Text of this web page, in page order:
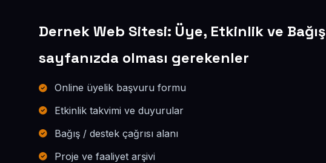
Dernek Web Sitesi: Üye, Etkinlik ve
sayfanızda olması gerekenler
Online üyelik başvuru formu
Etkinlik takvimi ve duyurular
Bağış / destek çağrısı alanı
Proje ve faaliyet arşivi